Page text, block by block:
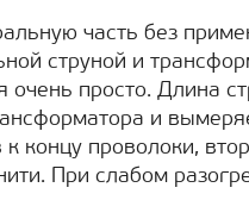
часть без
струной и
очень просто. Длина
и
концу проволоки,
При слабом